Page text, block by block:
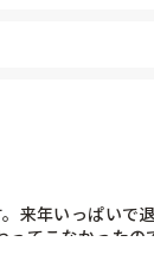
来年いっぱいで
ってこなかった